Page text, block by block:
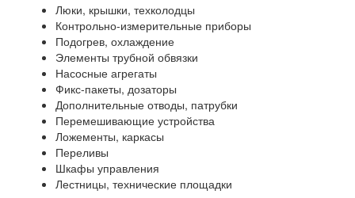
Люки, крышки, техколодцы
Контрольно-измерительные приборы
Подогрев, охлаждение
Элементы трубной обвязки
Насосные агрегаты
Фикс-пакеты, дозаторы
Дополнительные отводы, патрубки
Перемешивающие устройства
Ложементы, каркасы
Переливы
Шкафы управления
Лестницы, технические площадки